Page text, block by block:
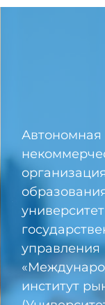
Автономная
университет
управления
институт